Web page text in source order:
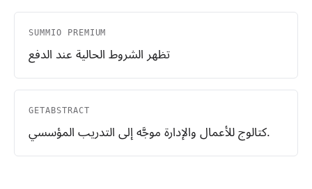
SUMMIO PREMIUM
تظهر الشروط الحالية عند الدفع
GETABSTRACT
كتالوج للأعمال والإدارة موجَّه إلى التدريب المؤسسي.